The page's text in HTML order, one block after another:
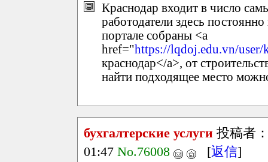
Краснодар входит в число
работодатели здесь
портале собраны <a
href="https://lqdoj.edu.vn/user/
краснодар</a>, от
найти подходящее место
бухгалтерские услуги 投稿者
01:47 No.76008 [返信]